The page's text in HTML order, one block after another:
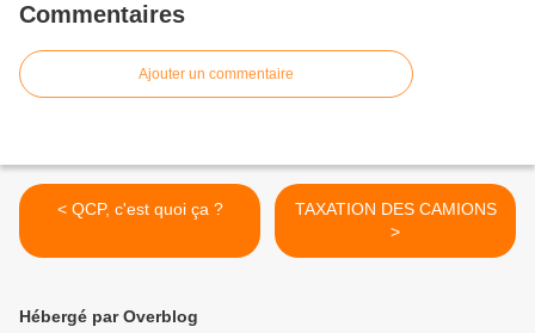
Commentaires
Ajouter un commentaire
< QCP, c'est quoi ça ?
TAXATION DES CAMIONS
>
Hébergé par Overblog